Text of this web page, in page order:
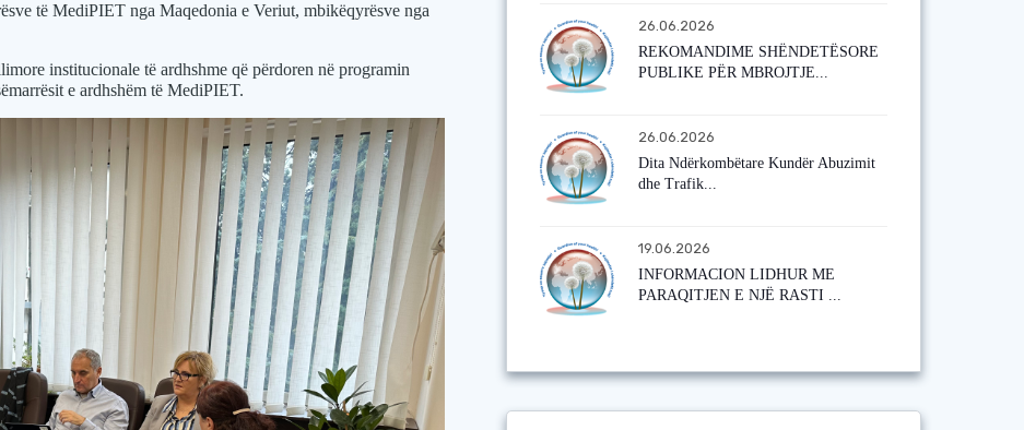
të MediPIET nga Maqedonia e Veriut, mbikëqyrësve nga
institucionale të ardhshme që përdoren në programin
e ardhshëm të MediPIET.
26.06.2026
REKOMANDIME SHËNDETËSORE
PUBLIKE PËR MBROJTJE...
26.06.2026
Dita Ndërkombëtare Kundër Abuzimit
dhe Trafik...
19.06.2026
INFORMACION LIDHUR ME
PARAQITJEN E NJË RASTI ...